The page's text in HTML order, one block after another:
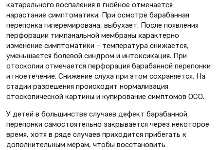
катарального воспаления в гнойное отмечается
нарастание симптоматики. При осмотре барабанная
перепонка гиперемирована, выбухает. После появления
перфорации тимпанальной мембраны характерно
изменение симптоматики – температура снижается,
уменьшается болевой синдром и интоксикация. При
отоскопии отмечается перфорация барабанной перепонки
и гноетечение. Снижение слуха при этом сохраняется. На
стадии разрешения происходит нормализация
отоскопической картины и купирование симптомов ОСО.
У детей в большинстве случаев дефект барабанной
перепонки самостоятельно закрывается через некоторое
время, хотя в ряде случаев приходится прибегать к
дополнительным мерам, чтобы восстановить